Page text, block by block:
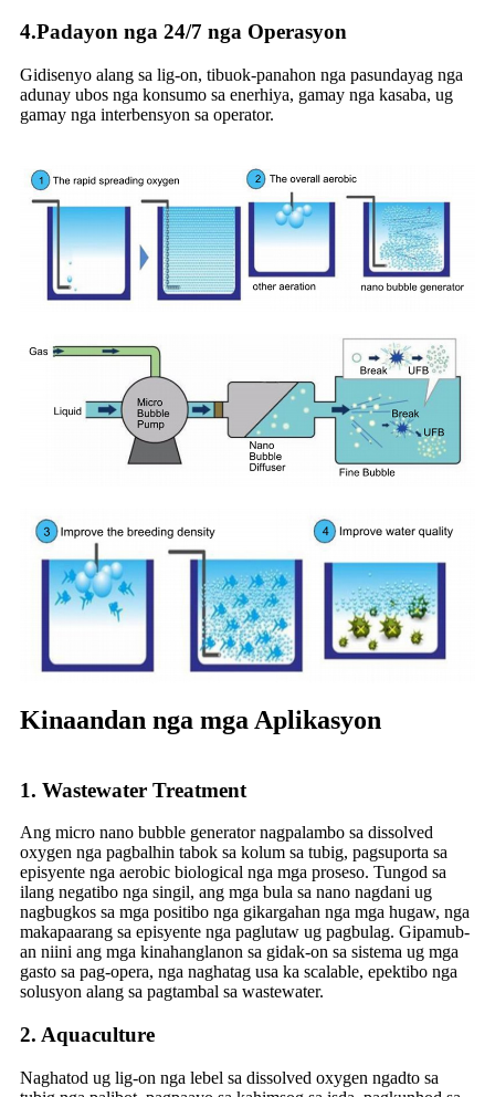
4.Padayon nga 24/7 nga Operasyon
Gidisenyo alang sa lig-on, tibuok-panahon nga pasundayag nga
adunay ubos nga konsumo sa enerhiya, gamay nga kasaba, ug
gamay nga interbensyon sa operator.
Kinaandan nga mga Aplikasyon
1. Wastewater Treatment
Ang micro nano bubble generator nagpalambo sa dissolved
oxygen nga pagbalhin tabok sa kolum sa tubig, pagsuporta sa
episyente nga aerobic biological nga mga proseso. Tungod sa
ilang negatibo nga singil, ang mga bula sa nano nagdani ug
nagbugkos sa mga positibo nga gikargahan nga mga hugaw, nga
makapaarang sa episyente nga paglutaw ug pagbulag. Gipamub-
an niini ang mga kinahanglanon sa gidak-on sa sistema ug mga
gasto sa pag-opera, nga naghatag usa ka scalable, epektibo nga
solusyon alang sa pagtambal sa wastewater.
2. Aquaculture
Naghatod ug lig-on nga lebel sa dissolved oxygen ngadto sa